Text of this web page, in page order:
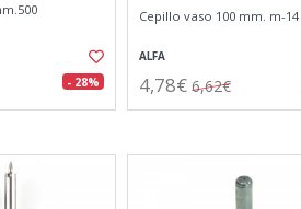
- 28%
Cepillo vaso 100 mm. m-14
ALFA
4,78€ 6,62€